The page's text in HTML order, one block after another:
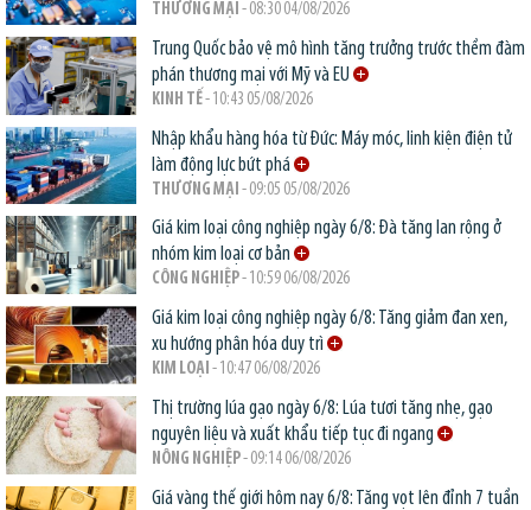
THƯƠNG MẠI - 08:30 04/08/2026
Trung Quốc bảo vệ mô hình tăng trưởng trước thềm đàm
phán thương mại với Mỹ và EU
KINH TẾ- 10:43 05/08/2026
Nhập khẩu hàng hóa từ Đức: Máy móc, linh kiện điện tử
làm động lực bứt phá
THƯƠNG MẠI - 09:05 05/08/2026
Giá kim loại công nghiệp ngày 6/8: Đà tăng lan rộng ở
nhóm kim loại cơ bản
CÔNG NGHIỆP- 10:59 06/08/2026
Giá kim loại công nghiệp ngày 6/8: Tăng giảm đan xen,
xu hướng phân hóa duy trì
KIM LOẠI - 10:47 06/08/2026
Thị trường lúa gạo ngày 6/8: Lúa tươi tăng nhẹ, gạo
nguyên liệu và xuất khẩu tiếp tục đi ngang
NÔNG NGHIỆP- 09:14 06/08/2026
Giá vàng thế giới hôm nay 6/8: Tăng vọt lên đỉnh 7 tuần